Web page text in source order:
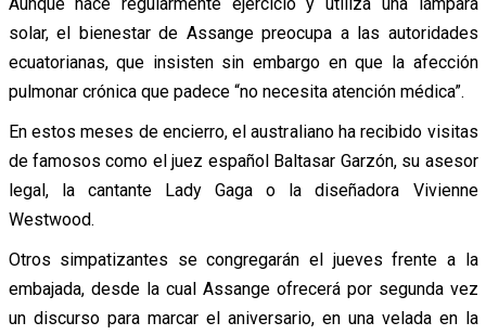
solar, el bienestar de Assange preocupa a las autoridades
ecuatorianas, que insisten sin embargo en que la afección
pulmonar crónica que padece “no necesita atención médica”.
En estos meses de encierro, el australiano ha recibido visitas
de famosos como el juez español Baltasar Garzón, su asesor
legal, la cantante Lady Gaga o la diseñadora Vivienne
Westwood.
Otros simpatizantes se congregarán el jueves frente a la
embajada, desde la cual Assange ofrecerá por segunda vez
un discurso para marcar el aniversario, en una velada en la